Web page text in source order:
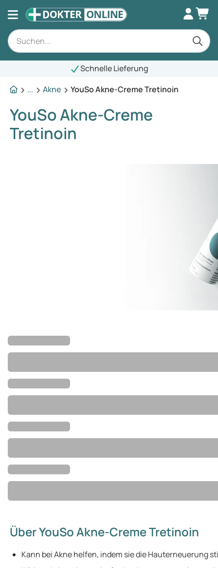
Schnelle Lieferung
...
Akne YouSo Akne-Creme Tretinoin
YouSo Akne-Creme
Tretinoin
Über YouSo Akne-Creme Tretinoin
Kann bei Akne helfen, indem sie die Hauterneuerung